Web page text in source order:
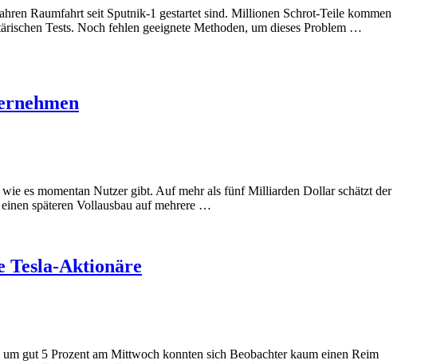
Raumfahrt seit Sputnik-1 gestartet sind. Millionen Schrot-Teile kommen
Tests. Noch fehlen geeignete Methoden, um dieses Problem …
es momentan Nutzer gibt. Auf mehr als fünf Milliarden Dollar schätzt der
späteren Vollausbau auf mehrere …
Tesla-Aktionäre
gut 5 Prozent am Mittwoch konnten sich Beobachter kaum einen Reim